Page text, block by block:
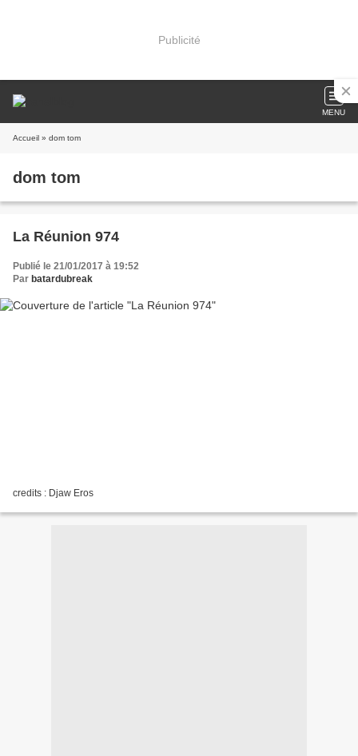
Publicité
MENU
Accueil » dom tom
dom tom
La Réunion 974
Publié le 21/01/2017 à 19:52
Par batardubreak
credits : Djaw Eros